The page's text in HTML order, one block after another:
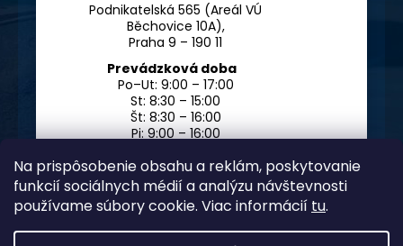
Na prispôsobenie obsahu a reklám, poskytovanie
funkcií sociálnych médií a analýzu návštevnosti
používame súbory cookie. Viac informácií tu.
Podnikatelská 565 (Areál VÚ
Běchovice 10A),
Praha 9 – 190 11
Prevádzková doba
Po–Ut: 9:00 – 17:00
St: 8:30 – 15:00
Št: 8:30 – 16:00
Pi: 9:00 – 16:00